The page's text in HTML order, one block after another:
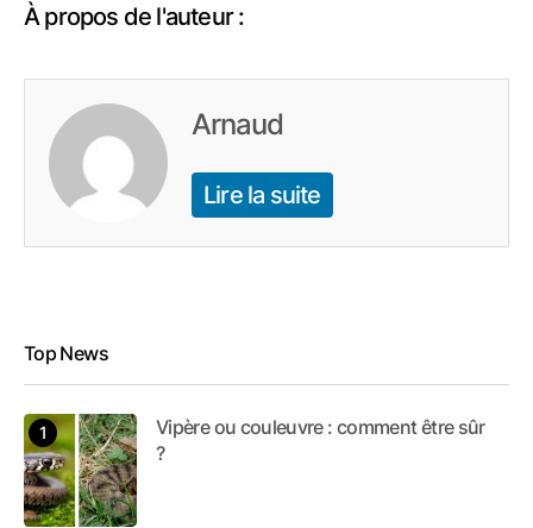
À propos de l'auteur :
Arnaud
Lire la suite
Top News
Vipère ou couleuvre : comment être sûr
?